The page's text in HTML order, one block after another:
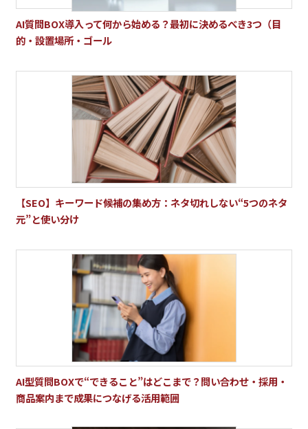
AI質問BOX導入って何から始める？最初に決めるべき3つ（目
的・設置場所・ゴール
【SEO】キーワード候補の集め方：ネタ切れしない“5つのネタ
元”と使い分け
AI型質問BOXで“できること”はどこまで？問い合わせ・採用・
商品案内まで成果につなげる活用範囲